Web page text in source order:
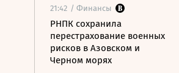
21:42 / Финансы
РНПК сохранила
перестрахование военных
рисков в Азовском и
Черном морях